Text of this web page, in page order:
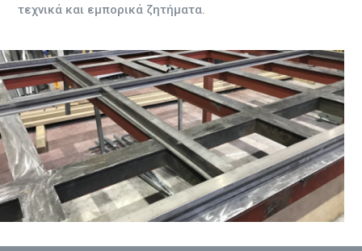
τεχνικά και εμπορικά ζητήματα.